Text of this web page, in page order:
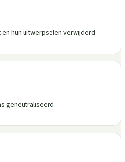
hun uitwerpselen verwijderd
geneutraliseerd